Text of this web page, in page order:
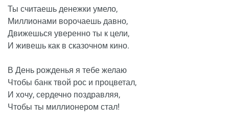
Ты считаешь денежки умело,
Миллионами ворочаешь давно,
Движешься уверенно ты к цели,
И живешь как в сказочном кино.
В День рожденья я тебе желаю
Чтобы банк твой рос и процветал,
И хочу, сердечно поздравляя,
Чтобы ты миллионером стал!